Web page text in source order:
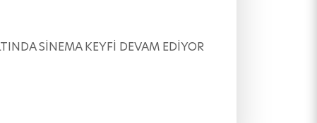
SİNEMA KEYFİ DEVAM EDİYOR